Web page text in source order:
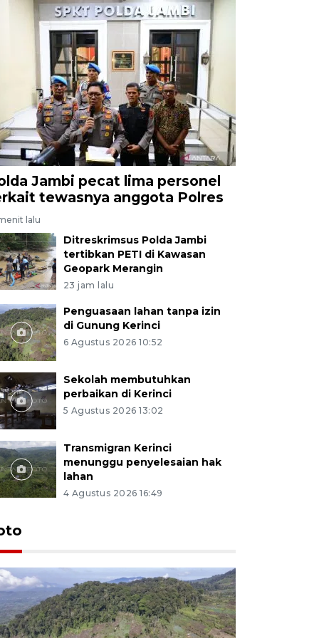
Jambi pecat lima personel
tewasnya anggota Polres
lalu
Ditreskrimsus Polda Jambi
tertibkan PETI di Kawasan
Geopark Merangin
23 jam lalu
Penguasaan lahan tanpa izin
di Gunung Kerinci
6 Agustus 2026 10:52
Sekolah membutuhkan
perbaikan di Kerinci
5 Agustus 2026 13:02
Transmigran Kerinci
menunggu penyelesaian hak
lahan
4 Agustus 2026 16:49